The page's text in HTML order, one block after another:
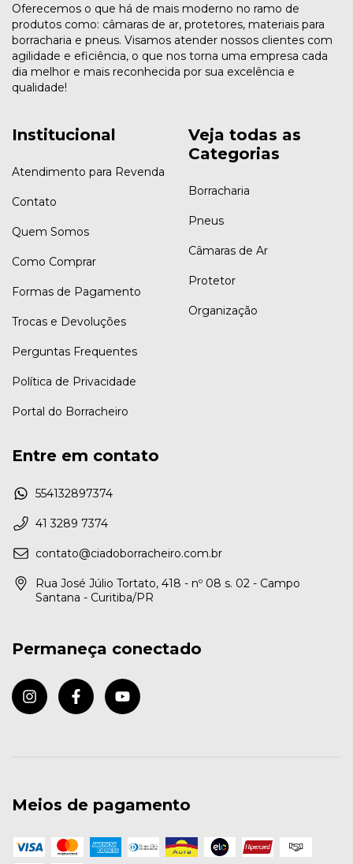
Oferecemos o que há de mais moderno no ramo de
produtos como: câmaras de ar, protetores, materiais para
borracharia e pneus. Visamos atender nossos clientes com
agilidade e eficiência, o que nos torna uma empresa cada
dia melhor e mais reconhecida por sua excelência e
qualidade!
Institucional
Atendimento para Revenda
Contato
Quem Somos
Como Comprar
Formas de Pagamento
Trocas e Devoluções
Perguntas Frequentes
Política de Privacidade
Portal do Borracheiro
Veja todas as
Categorias
Borracharia
Pneus
Câmaras de Ar
Protetor
Organização
Entre em contato
554132897374
41 3289 7374
contato@ciadoborracheiro.com.br
Rua José Júlio Tortato, 418 - nº 08 s. 02 - Campo
Santana - Curitiba/PR
Permaneça conectado
Meios de pagamento